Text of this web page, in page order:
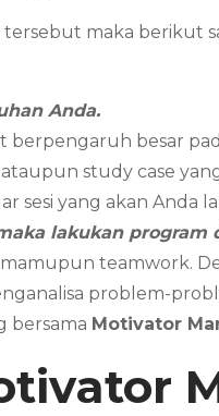
maka
Anda.
besar
study case
sesi yang akan
lakukan program
teamwork.
problem-
bersama Motivator